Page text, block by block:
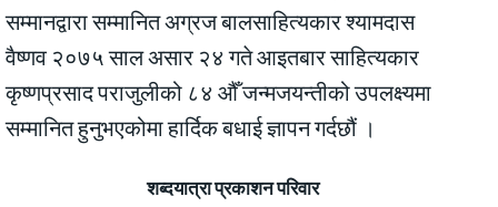
सम्मानद्वारा सम्मानित अग्रज बालसाहित्यकार श्यामदास
वैष्णव २०७५ साल असार २४ गते आइतबार साहित्यकार
कृष्णप्रसाद पराजुलीको ८४ औँ जन्मजयन्तीको उपलक्ष्यमा
सम्मानित हुनुभएकोमा हार्दिक बधाई ज्ञापन गर्दछौं ।
शब्दयात्रा प्रकाशन परिवार